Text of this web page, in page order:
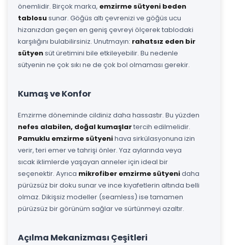
önemlidir. Birçok marka, emzirme sütyeni beden
tablosusunar. Göğüs altı çevrenizi ve göğüs ucu
hizanızdan geçen en geniş çevreyi ölçerek tablodaki
karşılığını bulabilirsiniz. Unutmayın: rahatsız eden bir
sütyensüt üretimini bile etkileyebilir. Bu nedenle
sütyenin ne çok sıkı ne de çok bol olmaması gerekir.
Kumaş ve Konfor
Emzirme döneminde cildiniz daha hassastır. Bu yüzden
nefes alabilen, doğal kumaşlartercih edilmelidir.
Pamuklu emzirme sütyenihava sirkülasyonuna izin
verir, teri emer ve tahrişi önler. Yaz aylarında veya
sıcak iklimlerde yaşayan anneler için ideal bir
seçenektir. Ayrıca mikrofiber emzirme sütyenidaha
pürüzsüz bir doku sunar ve ince kıyafetlerin altında belli
olmaz. Dikişsiz modeller (seamless) ise tamamen
pürüzsüz bir görünüm sağlar ve sürtünmeyi azaltır.
Açılma Mekanizması Çeşitleri